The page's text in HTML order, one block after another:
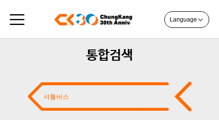
Language
통합검색